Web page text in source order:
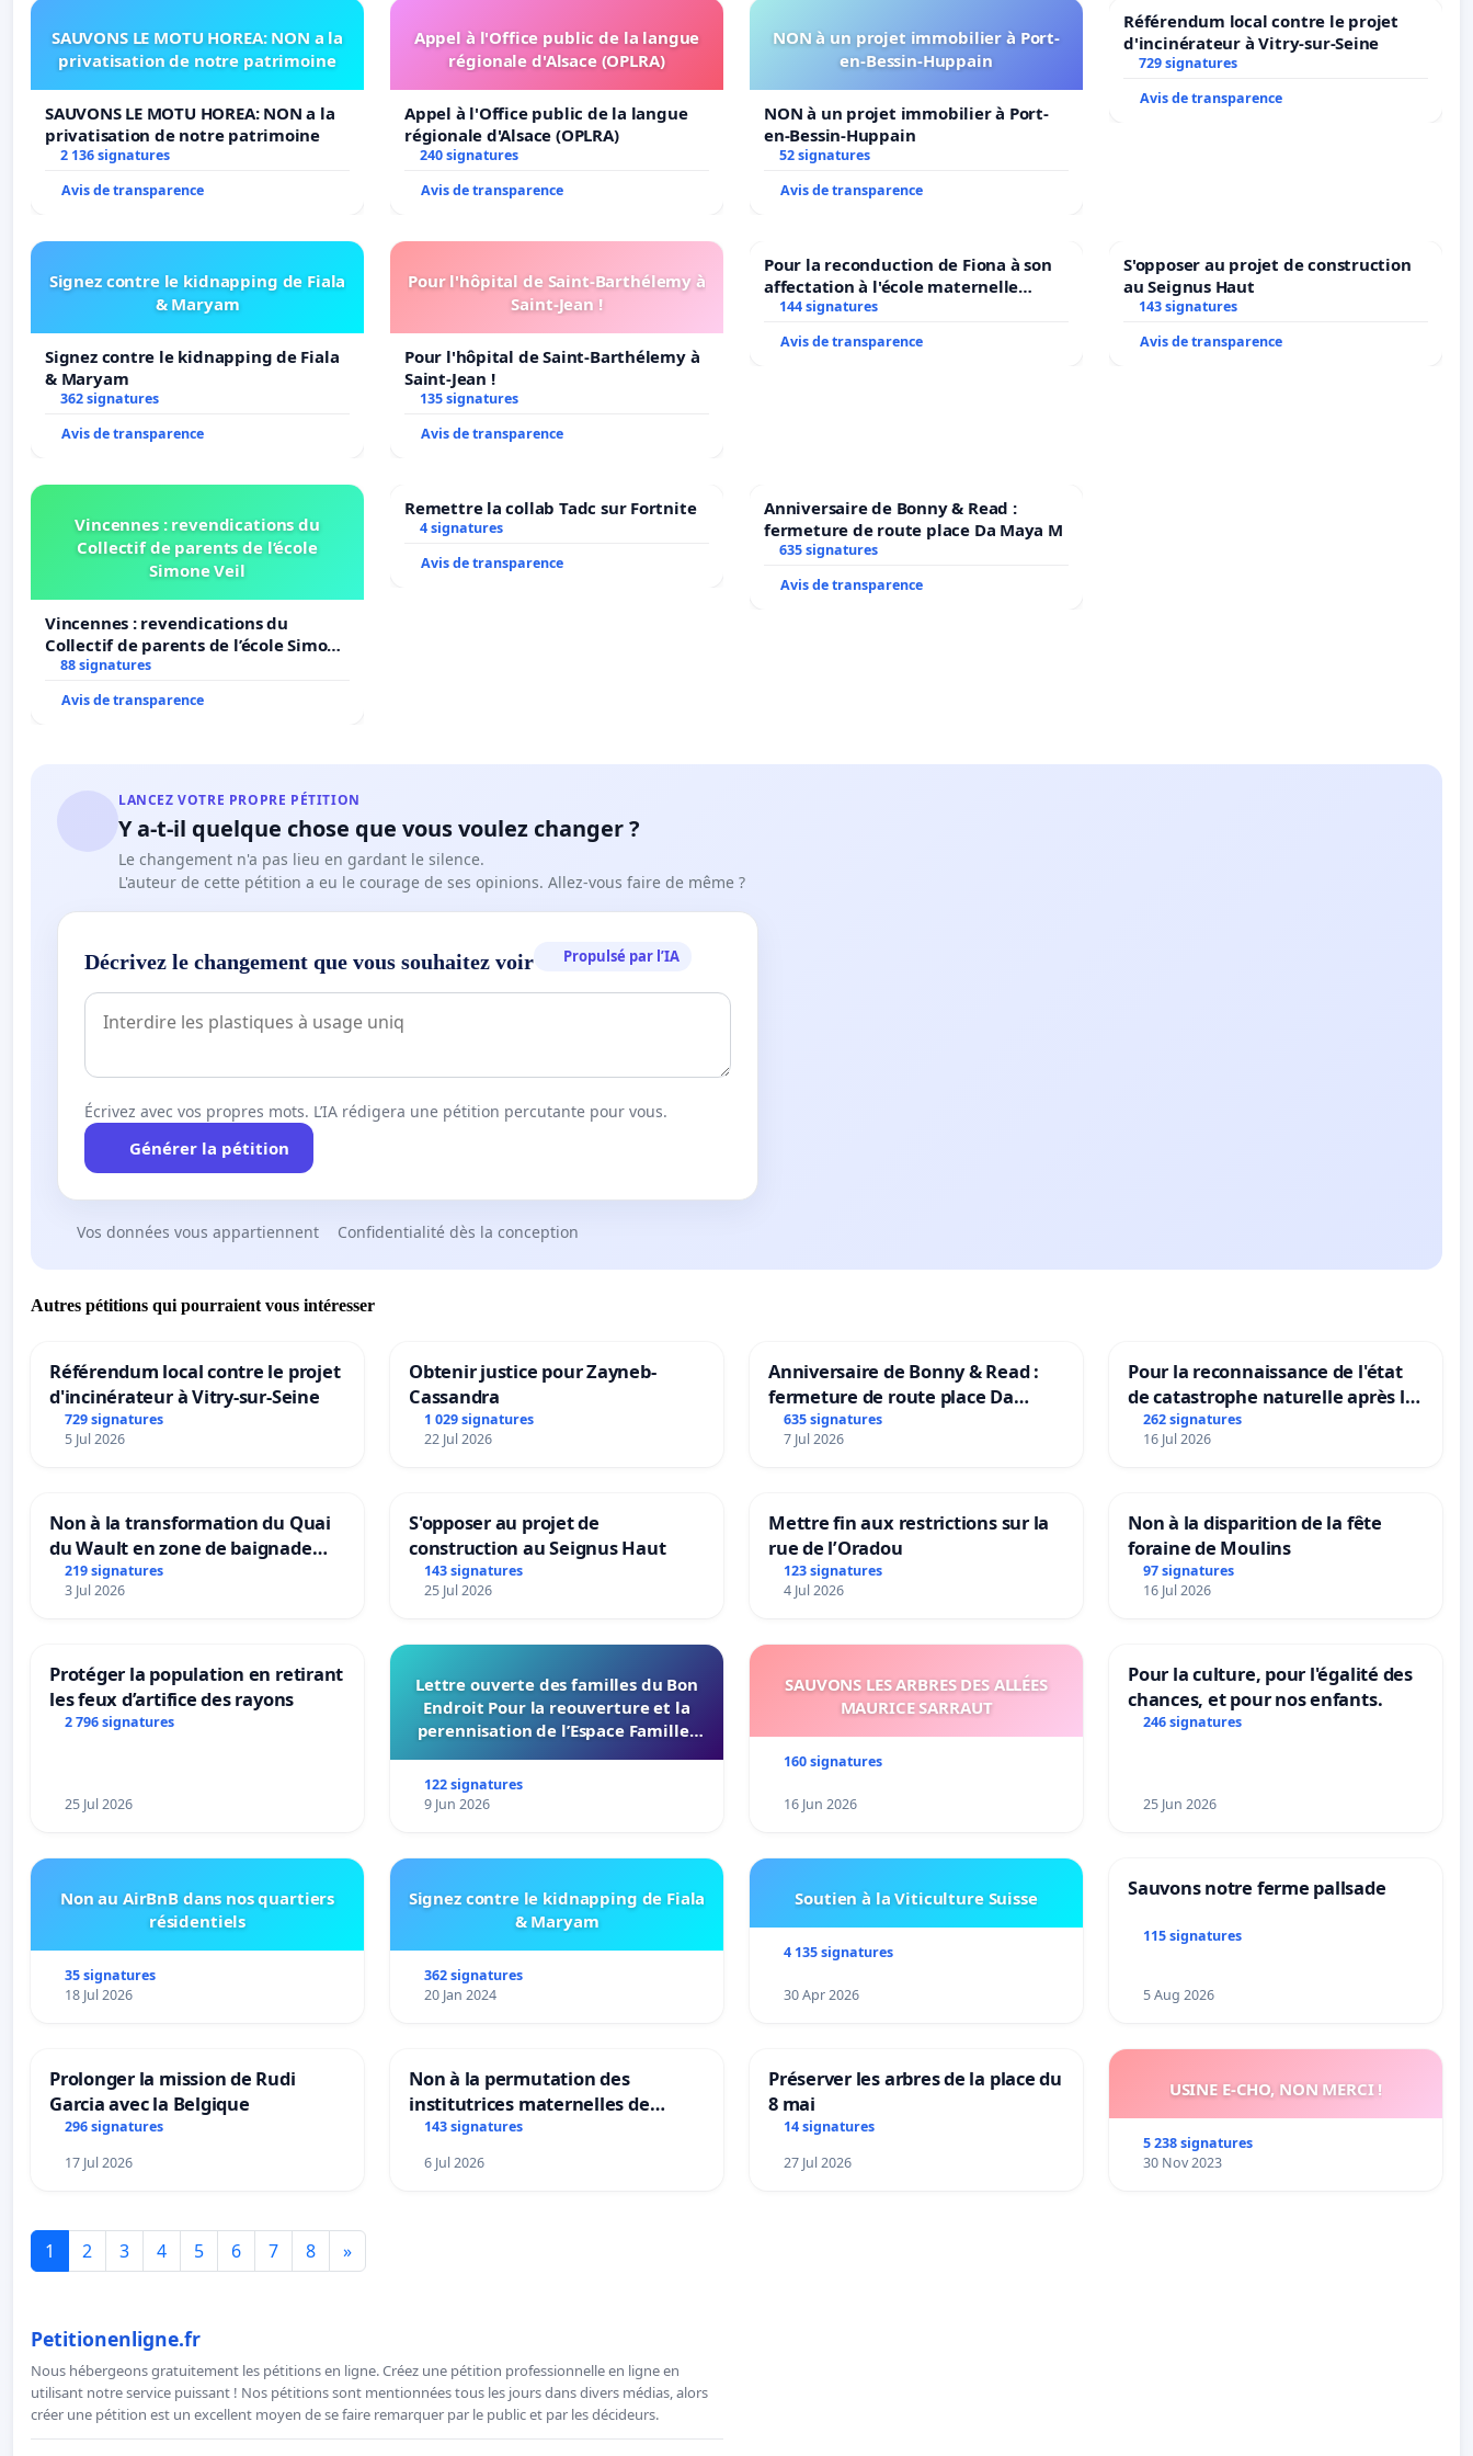
SAUVONS LE MOTU HOREA: NON a la
privatisation de notre patrimoine
SAUVONS LE MOTU HOREA: NON a la
privatisation de notre patrimoine
2 136 signatures
Avis de transparence
Appel à l'Office public de la langue
régionale d'Alsace (OPLRA)
Appel à l'Office public de la langue
régionale d'Alsace (OPLRA)
240 signatures
Avis de transparence
NON à un projet immobilier à Port-
en-Bessin-Huppain
NON à un projet immobilier à Port-
en-Bessin-Huppain
52 signatures
Avis de transparence
Référendum local contre le projet
d'incinérateur à Vitry-sur-Seine
729 signatures
Avis de transparence
Signez contre le kidnapping de Fiala
& Maryam
Signez contre le kidnapping de Fiala
& Maryam
362 signatures
Avis de transparence
Pour l'hôpital de Saint-Barthélemy à
Saint-Jean !
Pour l'hôpital de Saint-Barthélemy à
Saint-Jean !
135 signatures
Avis de transparence
Pour la reconduction de Fiona à son
affectation à l'école maternelle
LAMARTINE auprès de Léo N. en
144 signatures
Avis de transparence
S'opposer au projet de construction
au Seignus Haut
143 signatures
Avis de transparence
Vincennes : revendications du
Collectif de parents de l’école
Simone Veil
Vincennes : revendications du
Collectif de parents de l’école Simone
Veil
88 signatures
Avis de transparence
Remettre la collab Tadc sur Fortnite
4 signatures
Avis de transparence
Anniversaire de Bonny & Read :
fermeture de route place Da Maya M
635 signatures
Avis de transparence
LANCEZ VOTRE PROPRE PÉTITION
Y a-t-il quelque chose que vous voulez changer ?
Le changement n'a pas lieu en gardant le silence.
L'auteur de cette pétition a eu le courage de ses opinions. Allez-vous faire de même ?
Décrivez le changement que vous souhaitez voir Propulsé par l’IA
Écrivez avec vos propres mots. L’IA rédigera une pétition percutante pour vous.
Générer la pétition
Vos données vous appartiennent Confidentialité dès la conception
Autres pétitions qui pourraient vous intéresser
Référendum local contre le projet
d'incinérateur à Vitry-sur-Seine
729 signatures
5 Jul 2026
Obtenir justice pour Zayneb-
Cassandra
1 029 signatures
22 Jul 2026
Anniversaire de Bonny & Read :
fermeture de route place Da
Maya M
635 signatures
7 Jul 2026
Pour la reconnaissance de l'état
de catastrophe naturelle après la
grêle du 15 juillet 2026 à Aubenas
et ses alentours
262 signatures
16 Jul 2026
Non à la transformation du Quai
du Wault en zone de baignade
urbaine
219 signatures
3 Jul 2026
S'opposer au projet de
construction au Seignus Haut
143 signatures
25 Jul 2026
Mettre fin aux restrictions sur la
rue de l’Oradou
123 signatures
4 Jul 2026
Non à la disparition de la fête
foraine de Moulins
97 signatures
16 Jul 2026
Protéger la population en retirant
les feux d’artifice des rayons
2 796 signatures
25 Jul 2026
Lettre ouverte des familles du Bon
Endroit Pour la reouverture et la
perennisation de l’Espace Familles
122 signatures
9 Jun 2026
SAUVONS LES ARBRES DES ALLÉES
MAURICE SARRAUT
160 signatures
16 Jun 2026
Pour la culture, pour l'égalité des
chances, et pour nos enfants.
246 signatures
25 Jun 2026
Non au AirBnB dans nos quartiers
résidentiels
35 signatures
18 Jul 2026
Signez contre le kidnapping de Fiala
& Maryam
362 signatures
20 Jan 2024
Soutien à la Viticulture Suisse
4 135 signatures
30 Apr 2026
Sauvons notre ferme pallsade
115 signatures
5 Aug 2026
Prolonger la mission de Rudi
Garcia avec la Belgique
296 signatures
17 Jul 2026
Non à la permutation des
institutrices maternelles de
Bléharies et Laplaigne !
Préservons la stabilité de nos
enfants.
143 signatures
6 Jul 2026
Préserver les arbres de la place du
8 mai
14 signatures
27 Jul 2026
USINE E-CHO, NON MERCI !
5 238 signatures
30 Nov 2023
1 2 3 4 5 6 7 8 »
Petitionenligne.fr
Nous hébergeons gratuitement les pétitions en ligne. Créez une pétition professionnelle en ligne en
utilisant notre service puissant ! Nos pétitions sont mentionnées tous les jours dans divers médias, alors
créer une pétition est un excellent moyen de se faire remarquer par le public et par les décideurs.